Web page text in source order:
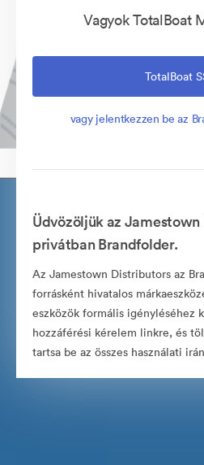
Vagyok TotalBoat
TotalBoat
vagy jelentkezzen be az
Üdvözöljük az
privátban Brandfolder.
Az Jamestown Distributors az
forrásként hivatalos
eszközök formális igényléséhez
hozzáférési kérelem linkre, és
tartsa be az összes használati